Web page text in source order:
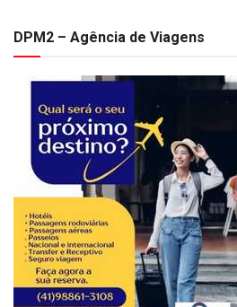
DPM2 – Agência de Viagens